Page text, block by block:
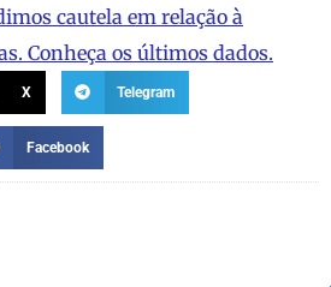
cautela em relação à
Conheça os últimos dados.
X Telegram
Facebook